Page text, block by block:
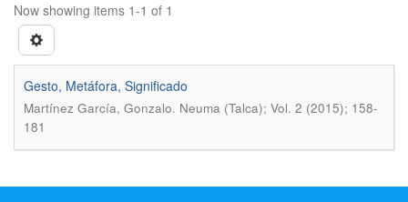
Now showing items 1-1 of 1
Gesto, Metáfora, Significado
Martínez García, Gonzalo. Neuma (Talca); Vol. 2 (2015); 158-
181